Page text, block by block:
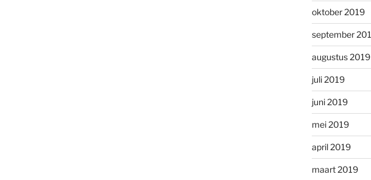
oktober 2019
september
augustus 2019
juli 2019
juni 2019
mei 2019
april 2019
maart 2019